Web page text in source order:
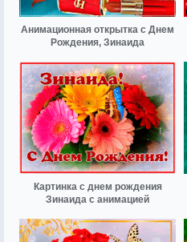
Анимационная открытка с Днем
Рождения, Зинаида
Картинка с днем рождения
Зинаида с анимацией